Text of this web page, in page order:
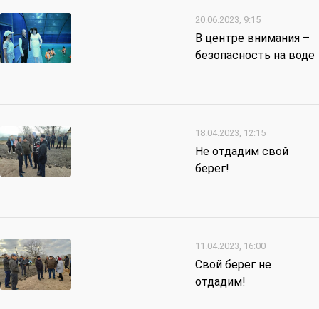
20.06.2023, 9:15
В центре внимания –
безопасность на воде
18.04.2023, 12:15
Не отдадим свой
берег!
11.04.2023, 16:00
Свой берег не
отдадим!